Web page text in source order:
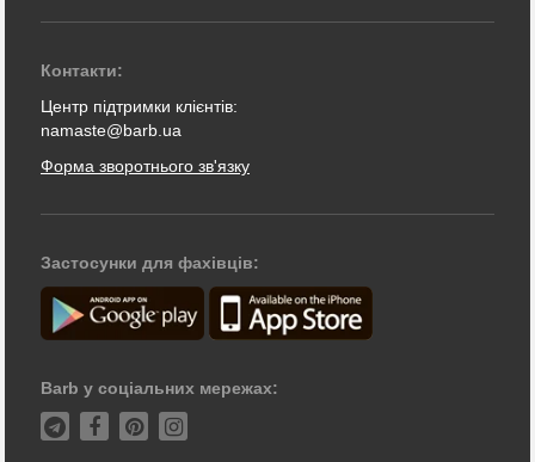
Контакти:
Центр підтримки клієнтів:
namaste@barb.ua
Форма зворотнього зв'язку
Застосунки для фахівців:
Barb у соціальних мережах: